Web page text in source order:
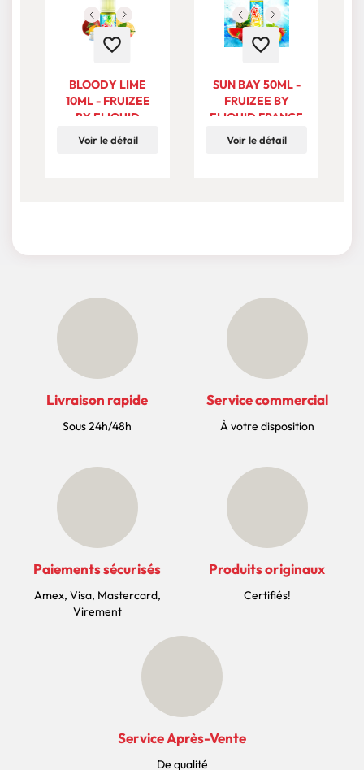
favorite_border
BLOODY LIME
10ML - FRUIZEE
BY ELIQUID
FRANCE
Voir le détail
favorite_border
SUN BAY 50ML -
FRUIZEE BY
ELIQUID FRANCE
Voir le détail
Livraison rapide
Sous 24h/48h
Service commercial
À votre disposition
Paiements sécurisés
Amex, Visa, Mastercard,
Virement
Produits originaux
Certifiés!
Service Après-Vente
De qualité